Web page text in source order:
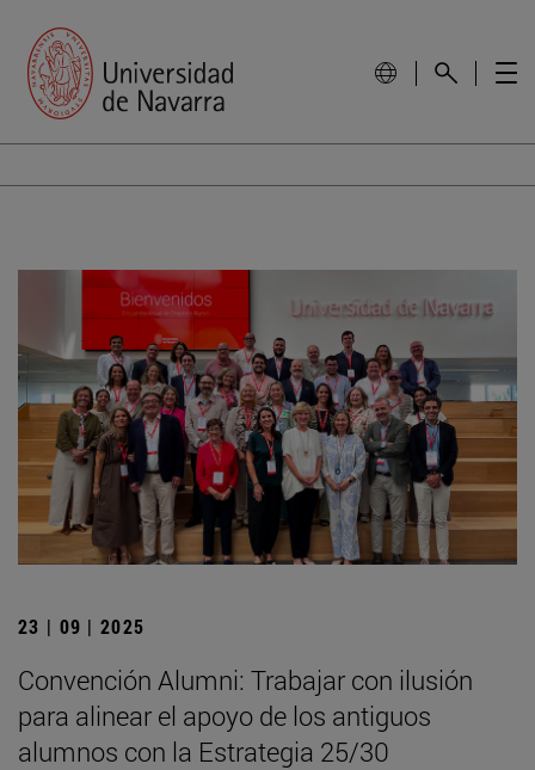
23 | 09 | 2025
Convención Alumni: Trabajar con ilusión
para alinear el apoyo de los antiguos
alumnos con la Estrategia 25/30